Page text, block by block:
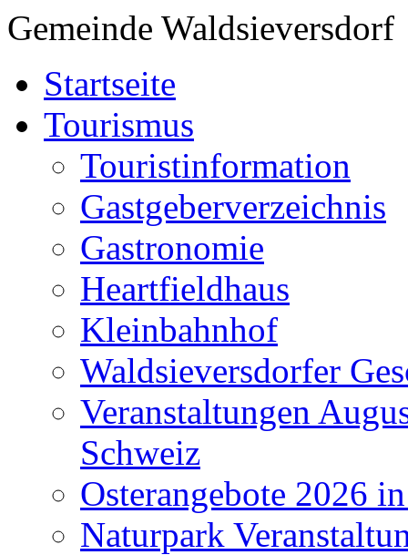
Gemeinde Waldsieversdorf
Startseite
Tourismus
Touristinformation
Gastgeberverzeichnis
Gastronomie
Heartfieldhaus
Kleinbahnhof
Waldsieversdorfer
Veranstaltungen
Schweiz
Osterangebote 2026
Naturpark